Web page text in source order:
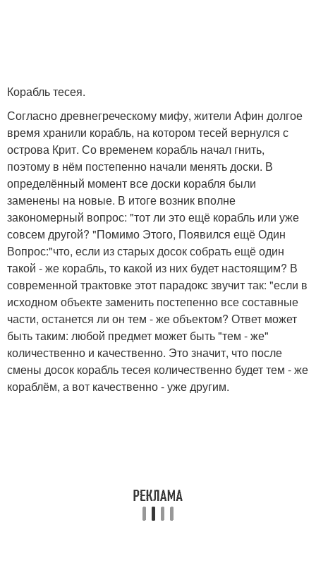
Корабль тесея.
Согласно древнегреческому мифу, жители Афин долгое
время хранили корабль, на котором тесей вернулся с
острова Крит. Со временем корабль начал гнить,
поэтому в нём постепенно начали менять доски. В
определённый момент все доски корабля были
заменены на новые. В итоге возник вполне
закономерный вопрос: "тот ли это ещё корабль или уже
совсем другой? "Помимо Этого, Появился ещё Один
Вопрос:"что, если из старых досок собрать ещё один
такой - же корабль, то какой из них будет настоящим? В
современной трактовке этот парадокс звучит так: "если в
исходном объекте заменить постепенно все составные
части, останется ли он тем - же объектом? Ответ может
быть таким: любой предмет может быть "тем - же"
количественно и качественно. Это значит, что после
смены досок корабль тесея количественно будет тем - же
кораблём, а вот качественно - уже другим.